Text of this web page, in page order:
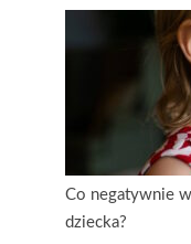
Co negatywnie
dziecka?